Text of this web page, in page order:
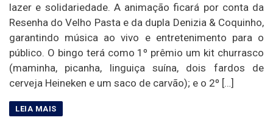
lazer e solidariedade. A animação ficará por conta da
Resenha do Velho Pasta e da dupla Denizia & Coquinho,
garantindo música ao vivo e entretenimento para o
público. O bingo terá como 1º prêmio um kit churrasco
(maminha, picanha, linguiça suína, dois fardos de
cerveja Heineken e um saco de carvão); e o 2º […]